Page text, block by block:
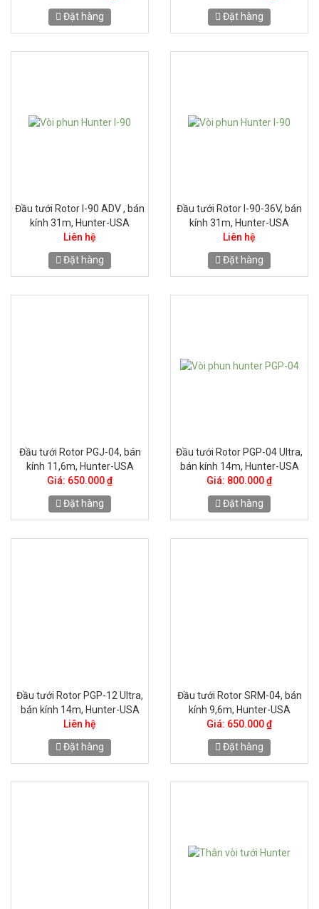
Đặt hàng
Đặt hàng
Đầu tưới Rotor I-90 ADV , bán
kính 31m, Hunter-USA
Liên hệ
Đặt hàng
Đầu tưới Rotor I-90-36V, bán
kính 31m, Hunter-USA
Liên hệ
Đặt hàng
Đầu tưới Rotor PGJ-04, bán
kính 11,6m, Hunter-USA
Giá: 650.000 ₫
Đặt hàng
Đầu tưới Rotor PGP-04 Ultra,
bán kính 14m, Hunter-USA
Giá: 800.000 ₫
Đặt hàng
Đầu tưới Rotor PGP-12 Ultra,
bán kính 14m, Hunter-USA
Liên hệ
Đặt hàng
Đầu tưới Rotor SRM-04, bán
kính 9,6m, Hunter-USA
Giá: 650.000 ₫
Đặt hàng